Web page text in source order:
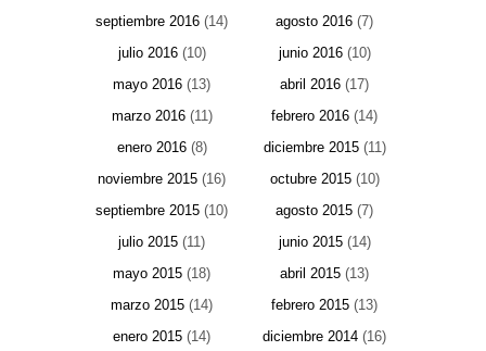
septiembre 2016 (14) agosto 2016 (7)
julio 2016(10) junio 2016(10)
mayo 2016 (13) abril 2016 (17)
marzo 2016(11) febrero 2016 (14)
enero 2016(8) diciembre 2015(11)
noviembre 2015 (16) octubre 2015(10)
septiembre 2015 (10) agosto 2015 (7)
julio 2015 (11) junio 2015(14)
mayo 2015 (18) abril 2015 (13)
marzo 2015 (14) febrero 2015 (13)
enero 2015 (14) diciembre 2014 (16)